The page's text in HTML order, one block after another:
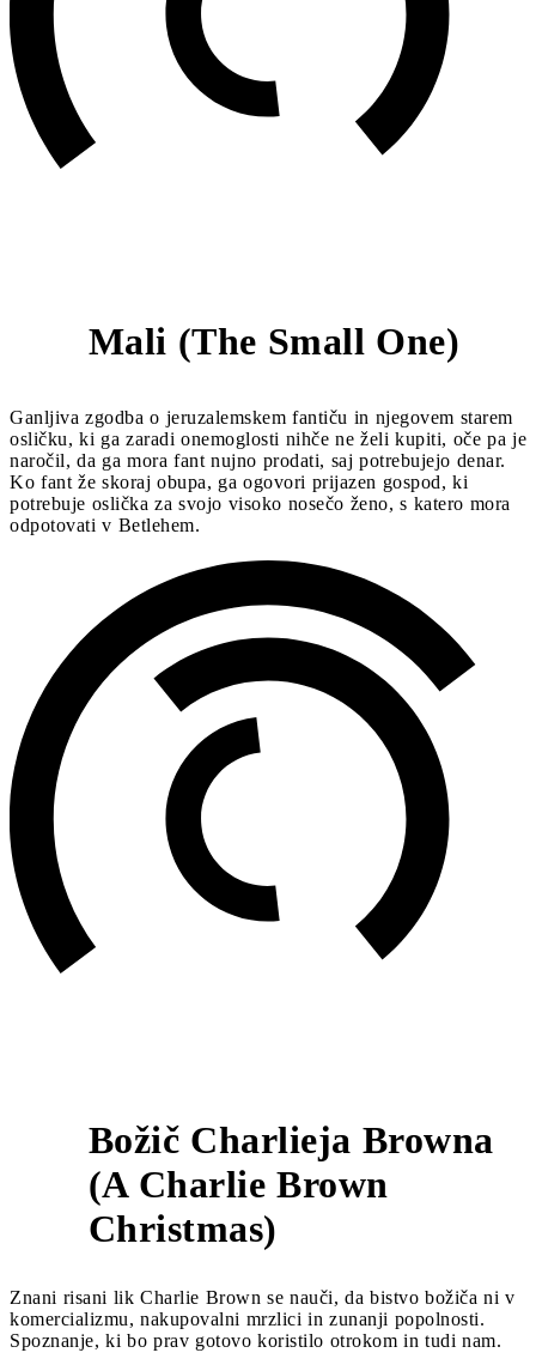
Mali (The Small One)
Ganljiva zgodba o jeruzalemskem fantiču in njegovem starem
osličku, ki ga zaradi onemoglosti nihče ne želi kupiti, oče pa je
naročil, da ga mora fant nujno prodati, saj potrebujejo denar.
Ko fant že skoraj obupa, ga ogovori prijazen gospod, ki
potrebuje oslička za svojo visoko nosečo ženo, s katero mora
odpotovati v Betlehem.
Božič Charlieja Browna
(A Charlie Brown
Christmas)
Znani risani lik Charlie Brown se nauči, da bistvo božiča ni v
komercializmu, nakupovalni mrzlici in zunanji popolnosti.
Spoznanje, ki bo prav gotovo koristilo otrokom in tudi nam.